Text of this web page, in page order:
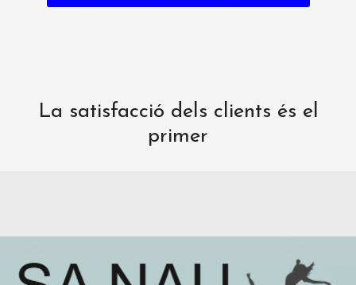
La satisfacció dels clients és el
primer